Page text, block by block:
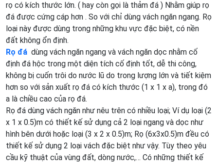
rọ có kích thước lớn. ( hay còn gọi là thảm đá ) Nhằm giúp rọ
đá được cứng cáp hơn . So với chỉ dùng vách ngăn ngang. Rọ
loại này được dùng trong những khu vực đặc biệt, có nền
đất không ổn định.
Rọ đá dùng vách ngăn ngang và vách ngăn dọc nhằm cố
định đá hộc trong một diện tích cố định tốt, dễ thi công,
không bị cuốn trôi do nước lũ do trong lượng lớn và tiết kiệm
hơn so với sản xuất rọ đá có kích thước (1 x 1 x a), trong đó
a là chiều cao của rọ đá.
Rọ đá dùng vách ngăn như nêu trên có nhiều loại; Ví dụ loại (2
x 1 x 0.5)m có thiết kế sử dụng cả 2 loại ngang và dọc như
hình bên dưới hoặc loại (3 x 2 x 0.5)m; Rọ (6x3x0.5)m đều có
thiết kế sử dụng 2 loại vách đặc biệt như vậy. Tùy theo yêu
cầu kỹ thuật của vùng đất, dòng nước,… Có những thiết kế